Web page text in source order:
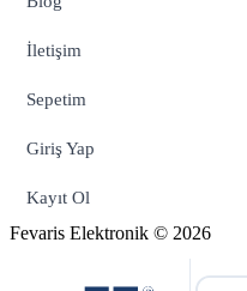
İletişim
Sepetim
Giriş Yap
Kayıt Ol
Fevaris Elektronik © 2026